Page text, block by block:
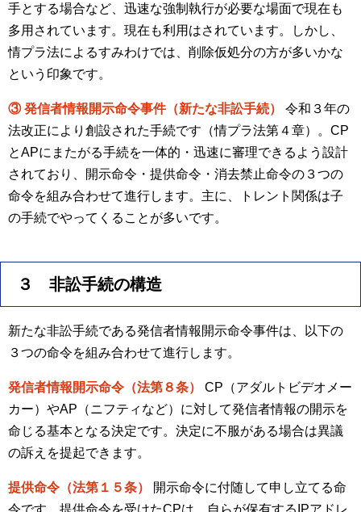
手とする場合など、迅速な強制執行が必要な場面で現在も
多用されています。現在も利用はされています。しかし、
情プラ法によるすみわけでは、削除仮処分の方が多いかな
という印象です。
③ 発信者情報開示命令事件（新たな非訟手続）
令和３年の
法改正により創設された手続です（情プラ法第４章）。CP
とAPにまたがる手続を一体的・迅速に審理できるよう設計
されており、開示命令・提供命令・消去禁止命令の３つの
命令を組み合わせて進行します。主に、トレント関係は子
の手続でやってくることが多いです。
３ 非訟手続の構造
新たな非訟手続である発信者情報開示命令事件は、以下の
３つの命令を組み合わせて進行します。
発信者情報開示命令（法第８条）
CP（アダルトビデオメー
カー）やAP（ニフティなど）に対して発信者情報の開示を
命じる基本となる決定です。決定に不服がある場合は異議
の訴えを提起できます。
提供命令（法第１５条）
開示命令に付随して申し立てる命
令です。提供命令を受けたCPは、自らが保有するIPアドレ